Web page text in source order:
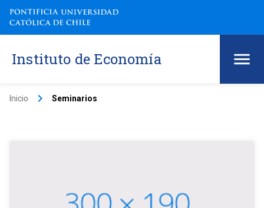
Instituto de Economía
Inicio keyboard_arrow_right Seminarios